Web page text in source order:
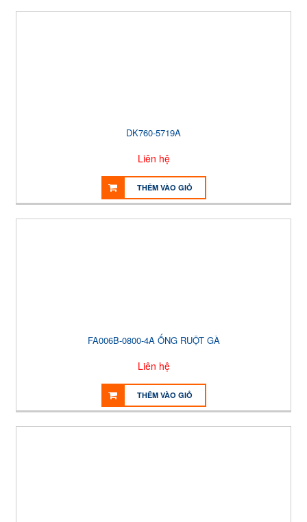
DK760-5719A
Liên hệ
THÊM VÀO GIỎ
FA006B-0800-4A ỐNG RUỘT GÀ
Liên hệ
THÊM VÀO GIỎ